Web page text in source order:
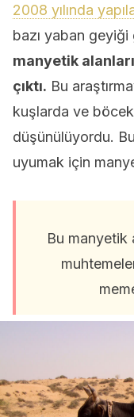
2008 yılında
bazı yaban geyiği
manyetik
çıktı. Bu
kuşlarda ve
düşünülüyordu.
uyumak için
Bu manyetik